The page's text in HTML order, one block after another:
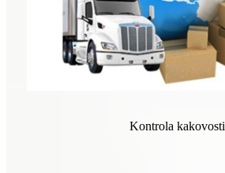
Kontrola kakovosti